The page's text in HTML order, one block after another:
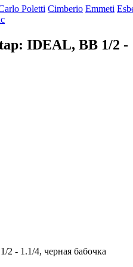
Poletti Cimberio Emmeti
IDEAL, ВВ 1/2 -
- 1.1/4, черная бабочка